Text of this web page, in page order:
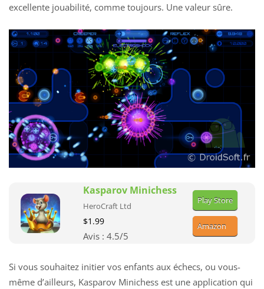
excellente jouabilité, comme toujours. Une valeur sûre.
Kasparov Minichess
HeroCraft Ltd
$1.99
Avis : 4.5/5
Play Store
Amazon
Si vous souhaitez initier vos enfants aux échecs, ou vous-
même d’ailleurs, Kasparov Minichess est une application qui